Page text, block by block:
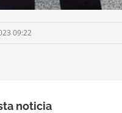
09:22
noticia